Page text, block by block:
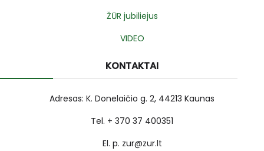
ŽŪR jubiliejus
VIDEO
KONTAKTAI
Adresas: K. Donelaičio g. 2, 44213 Kaunas
Tel. + 370 37 400351
El. p. zur@zur.lt